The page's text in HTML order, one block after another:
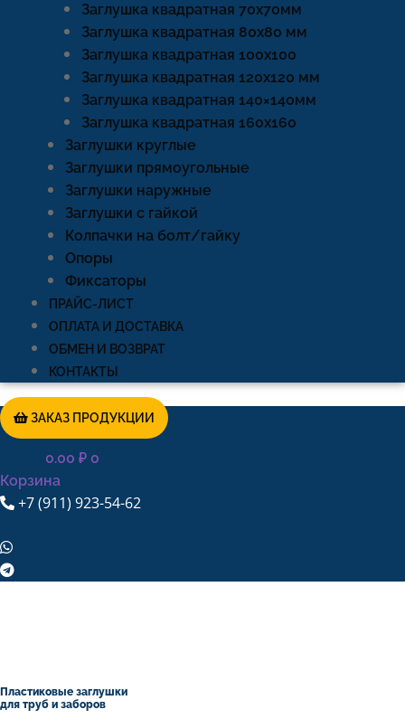
Заглушка квадратная 70х70мм
Заглушка квадратная 80х80 мм
Заглушка квадратная 100х100
Заглушка квадратная 120х120 мм
Заглушка квадратная 140×140мм
Заглушка квадратная 160х160
Заглушки круглые
Заглушки прямоугольные
Заглушки наружные
Заглушки с гайкой
Колпачки на болт/гайку
Опоры
Фиксаторы
ПРАЙС-ЛИСТ
ОПЛАТА И ДОСТАВКА
ОБМЕН И ВОЗВРАТ
КОНТАКТЫ
ЗАКАЗ ПРОДУКЦИИ
0.00 ₽ 0
Корзина
+7 (911) 923-54-62
Пластиковые заглушки
для труб и заборов